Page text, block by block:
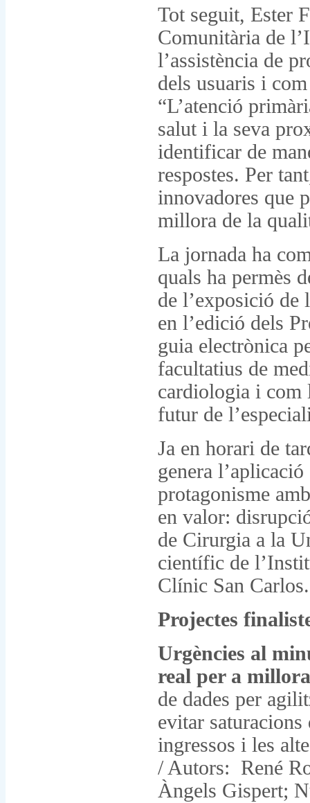
Tot seguit, Ester
Comunitària de
l’assistència de
dels usuaris i
“L’atenció
salut i la seva
identificar de
respostes. Per
innovadores que
millora de la
La jornada ha
quals ha permès
de l’exposició de
en l’edició dels
guia electrònica
facultatius de
cardiologia i com
futur de
Ja en horari de
genera
protagonisme
en valor:
de Cirurgia a la
científic de
Clínic San
Projectes
Urgències al
real per a
de dades per
evitar
ingressos i les
/ Autors: René
Àngels Gispert;